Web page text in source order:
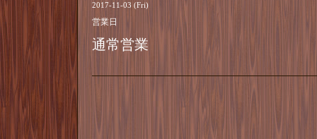
2017-11-03 (Fri)
営業日
通常営業